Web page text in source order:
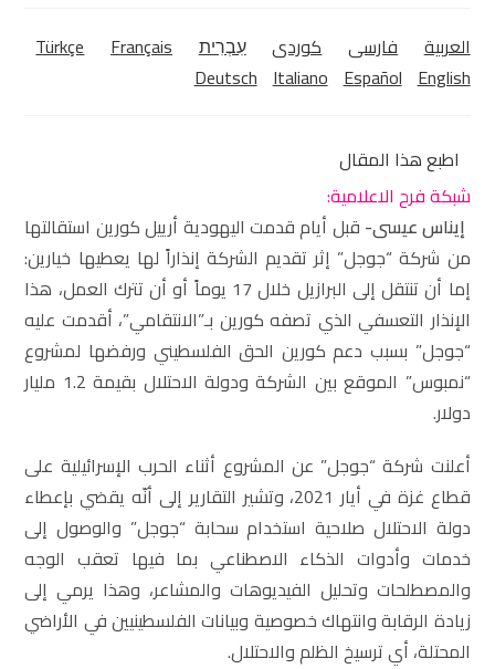
العربية فارسی كوردی‎ עִבְרִית Türkçe
Français
Deutsch Italiano Español English
اطبع هذا المقال
شبكة فرح الاعلامية:
إيناس عيسى- قبل أيام قدمت اليهودية أرييل كورين استقالتها
من شركة “جوجل” إثر تقديم الشركة إنذاراً لها يعطيها خيارين:
إما أن تنتقل إلى البرازيل خلال 17 يوماً أو أن تترك العمل، هذا
الإنذار التعسفي الذي تصفه كورين بـ”الانتقامي”، أقدمت عليه
“جوجل” بسبب دعم كورين الحق الفلسطيني ورفضها لمشروع
“نمبوس” الموقع بين الشركة ودولة الاحتلال بقيمة 1.2 مليار
دولار.
أعلنت شركة “جوجل” عن المشروع أثناء الحرب الإسرائيلية على
قطاع غزة في أيار 2021، وتشير التقارير إلى أنّه يقضي بإعطاء
دولة الاحتلال صلاحية استخدام سحابة “جوجل” والوصول إلى
خدمات وأدوات الذكاء الاصطناعي بما فيها تعقب الوجه
والمصطلحات وتحليل الفيديوهات والمشاعر، وهذا يرمي إلى
زيادة الرقابة وانتهاك خصوصية وبيانات الفلسطينيين في الأراضي
المحتلة، أي ترسيخ الظلم والاحتلال.